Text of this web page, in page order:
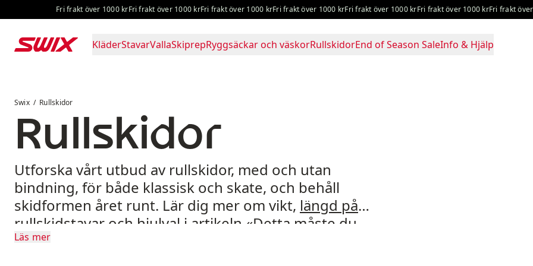
Hoppa till innehåll
Fri frakt över 1000 krFri frakt över 1000 krFri frakt över 1000 krFri frakt över 1000 krFri frakt över 1000 krFri frakt över 1000 krFri frakt över
KläderStavarVallaSkiprepRyggsäckar och väskorRullskidorEnd of Season SaleInfo & Hjälp
Swix Rullskidor
Rullskidor
Utforska vårt utbud av rullskidor, med och utan
bindning, för både klassisk och skate, och behåll
skidformen året runt. Lär dig mer om vikt, längd på
rullskidstavar och hjulval i artikeln «Detta måste du
veta om rullskidor
Läs mer